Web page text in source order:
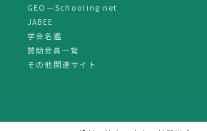
GEO－Schooling net
JABEE
学会名鑑
賛助会員一覧
その他関連サイト